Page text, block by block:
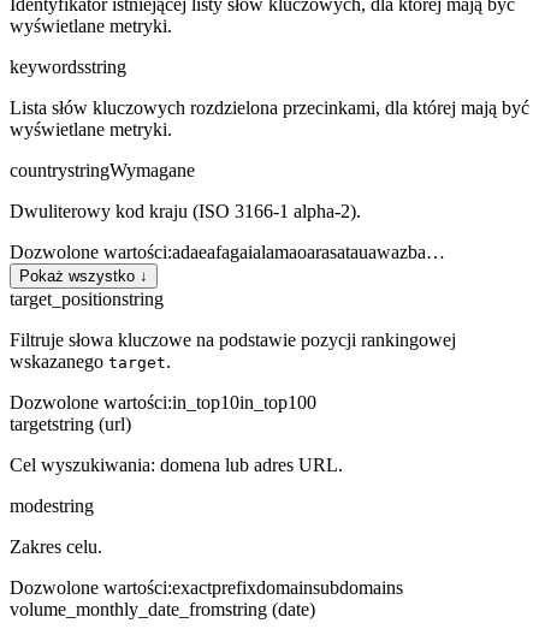
Identyfikator istniejącej listy słów kluczowych, dla której mają być
wyświetlane metryki.
keywordsstring
Lista słów kluczowych rozdzielona przecinkami, dla której mają być
wyświetlane metryki.
countrystringWymagane
Dwuliterowy kod kraju (ISO 3166-1 alpha-2).
Dozwolone wartości:adaeafagaialamaoarasatauawazba…
Pokaż wszystko ↓
target_positionstring
Filtruje słowa kluczowe na podstawie pozycji rankingowej
wskazanego target.
Dozwolone wartości:in_top10in_top100
targetstring (url)
Cel wyszukiwania: domena lub adres URL.
modestring
Zakres celu.
Dozwolone wartości:exactprefixdomainsubdomains
volume_monthly_date_fromstring (date)